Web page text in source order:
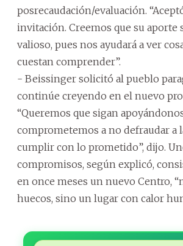
posrecaudación/evaluación.
invitación. Creemos que su aporte
valioso, pues nos ayudará a ver
cuestan comprender”.
- Beissinger solicitó al pueblo
continúe creyendo en el nuevo
“Queremos que sigan
comprometemos a no defraudar a
cumplir con lo prometido”, dijo.
compromisos, según explicó,
en once meses un nuevo Centro,
huecos, sino un lugar con calor